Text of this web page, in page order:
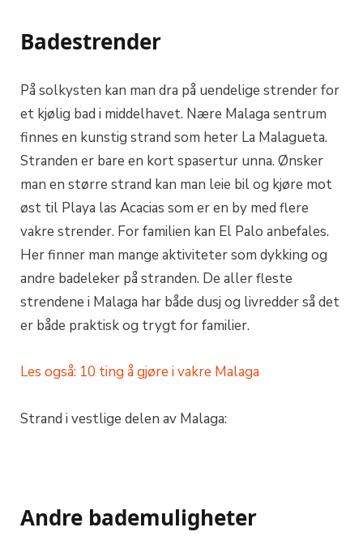
Badestrender
På solkysten kan man dra på uendelige strender for
et kjølig bad i middelhavet. Nære Malaga sentrum
finnes en kunstig strand som heter La Malagueta.
Stranden er bare en kort spasertur unna. Ønsker
man en større strand kan man leie bil og kjøre mot
øst til Playa las Acacias som er en by med flere
vakre strender. For familien kan El Palo anbefales.
Her finner man mange aktiviteter som dykking og
andre badeleker på stranden. De aller fleste
strendene i Malaga har både dusj og livredder så det
er både praktisk og trygt for familier.
Les også: 10 ting å gjøre i vakre Malaga
Strand i vestlige delen av Malaga:
Andre bademuligheter